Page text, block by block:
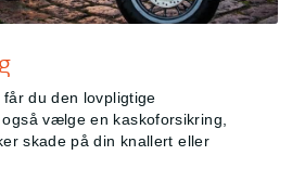
du den lovpligtige
vælge en kaskoforsikring,
skade på din knallert eller